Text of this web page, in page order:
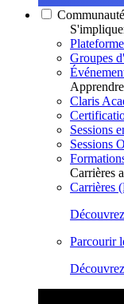
Communauté
Groupes
Claris
Sessions
Sessions
Carrières
Carrières
Parcourir